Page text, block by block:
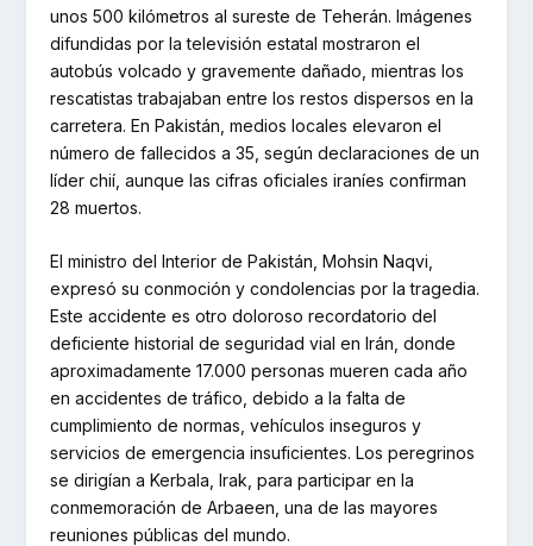
unos 500 kilómetros al sureste de Teherán. Imágenes
difundidas por la televisión estatal mostraron el
autobús volcado y gravemente dañado, mientras los
rescatistas trabajaban entre los restos dispersos en la
carretera. En Pakistán, medios locales elevaron el
número de fallecidos a 35, según declaraciones de un
líder chií, aunque las cifras oficiales iraníes confirman
28 muertos.
El ministro del Interior de Pakistán, Mohsin Naqvi,
expresó su conmoción y condolencias por la tragedia.
Este accidente es otro doloroso recordatorio del
deficiente historial de seguridad vial en Irán, donde
aproximadamente 17.000 personas mueren cada año
en accidentes de tráfico, debido a la falta de
cumplimiento de normas, vehículos inseguros y
servicios de emergencia insuficientes. Los peregrinos
se dirigían a Kerbala, Irak, para participar en la
conmemoración de Arbaeen, una de las mayores
reuniones públicas del mundo.